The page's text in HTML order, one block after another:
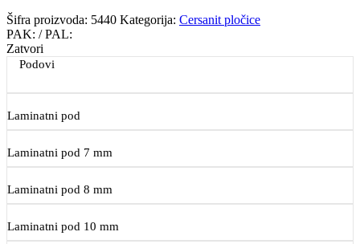
Šifra proizvoda: 5440 Kategorija: Cersanit pločice
PAK: / PAL:
Zatvori
Podovi
Laminatni pod
Laminatni pod 7 mm
Laminatni pod 8 mm
Laminatni pod 10 mm